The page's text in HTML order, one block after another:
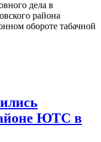
дела в
района
обороте табачной
ЮТС в